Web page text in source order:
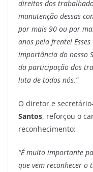
direitos dos
manutenção dessas
por mais 90 ou por
anos pela frente!
importância do nosso
da participação dos
luta de todos nós.”
O diretor e
Santos, reforçou o
reconhecimento:
“É muito importante
que vem reconhecer o